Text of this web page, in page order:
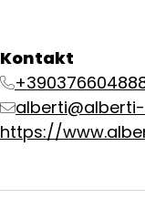
Kontakt
https://